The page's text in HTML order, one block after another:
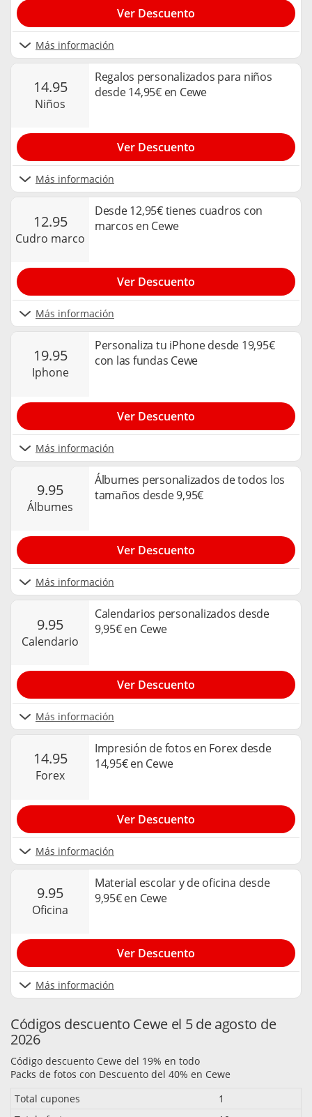
Más información
Ver Descuento
14.95
niños
Regalos personalizados para niños
desde 14,95€ en Cewe
Más información
Ver Descuento
12.95
cudro marco
Desde 12,95€ tienes cuadros con
marcos en Cewe
Más información
Ver Descuento
19.95
iphone
Personaliza tu iPhone desde 19,95€
con las fundas Cewe
Más información
Ver Descuento
9.95
álbumes
Álbumes personalizados de todos los
tamaños desde 9,95€
Más información
Ver Descuento
9.95
calendario
Calendarios personalizados desde
9,95€ en Cewe
Más información
Ver Descuento
14.95
forex
Impresión de fotos en Forex desde
14,95€ en Cewe
Más información
Ver Descuento
9.95
oficina
Material escolar y de oficina desde
9,95€ en Cewe
Más información
Ver Descuento
Códigos descuento Cewe el 5 de agosto de
2026
Código descuento Cewe del 19% en todo
Packs de fotos con Descuento del 40% en Cewe
Total cupones
1